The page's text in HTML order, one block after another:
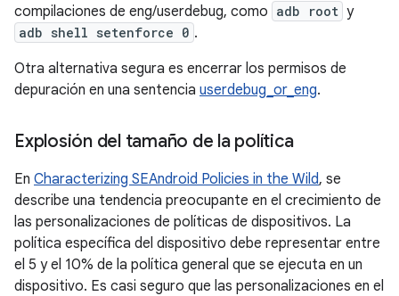
compilaciones de eng/userdebug, como adb root y
adb shell setenforce 0 .
Otra alternativa segura es encerrar los permisos de
depuración en una sentencia userdebug_or_eng.
Explosión del tamaño de la política
En Characterizing SEAndroid Policies in the Wild, se
describe una tendencia preocupante en el crecimiento de
las personalizaciones de políticas de dispositivos. La
política específica del dispositivo debe representar entre
el 5 y el 10% de la política general que se ejecuta en un
dispositivo. Es casi seguro que las personalizaciones en el